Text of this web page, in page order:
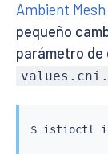
Ambient Mesh
pequeño
parámetro
$ istioctl